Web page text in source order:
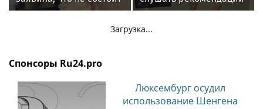
в отношениях с
врачей после новой
сердце"
Загрузка...
Спонсоры Ru24.pro
Люксембург осудил
использование Шенгена